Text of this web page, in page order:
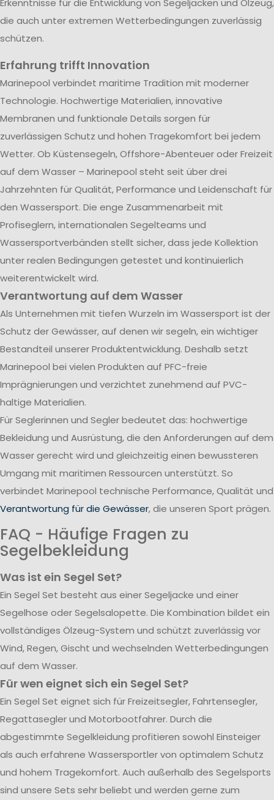
Erkenntnisse für die Entwicklung von Segeljacken und Ölzeug,
die auch unter extremen Wetterbedingungen zuverlässig
schützen.
Erfahrung trifft Innovation
Marinepool verbindet maritime Tradition mit moderner
Technologie. Hochwertige Materialien, innovative
Membranen und funktionale Details sorgen für
zuverlässigen Schutz und hohen Tragekomfort bei jedem
Wetter. Ob Küstensegeln, Offshore-Abenteuer oder Freizeit
auf dem Wasser – Marinepool steht seit über drei
Jahrzehnten für Qualität, Performance und Leidenschaft für
den Wassersport. Die enge Zusammenarbeit mit
Profiseglern, internationalen Segelteams und
Wassersportverbänden stellt sicher, dass jede Kollektion
unter realen Bedingungen getestet und kontinuierlich
weiterentwickelt wird.
Verantwortung auf dem Wasser
Als Unternehmen mit tiefen Wurzeln im Wassersport ist der
Schutz der Gewässer, auf denen wir segeln, ein wichtiger
Bestandteil unserer Produktentwicklung. Deshalb setzt
Marinepool bei vielen Produkten auf PFC-freie
Imprägnierungen und verzichtet zunehmend auf PVC-
haltige Materialien.
Für Seglerinnen und Segler bedeutet das: hochwertige
Bekleidung und Ausrüstung, die den Anforderungen auf dem
Wasser gerecht wird und gleichzeitig einen bewussteren
Umgang mit maritimen Ressourcen unterstützt. So
verbindet Marinepool technische Performance, Qualität und
Verantwortung für die Gewässer, die unseren Sport prägen.
FAQ - Häufige Fragen zu
Segelbekleidung
Was ist ein Segel Set?
Ein Segel Set besteht aus einer Segeljacke und einer
Segelhose oder Segelsalopette. Die Kombination bildet ein
vollständiges Ölzeug-System und schützt zuverlässig vor
Wind, Regen, Gischt und wechselnden Wetterbedingungen
auf dem Wasser.
Für wen eignet sich ein Segel Set?
Ein Segel Set eignet sich für Freizeitsegler, Fahrtensegler,
Regattasegler und Motorbootfahrer. Durch die
abgestimmte Segelkleidung profitieren sowohl Einsteiger
als auch erfahrene Wassersportler von optimalem Schutz
und hohem Tragekomfort. Auch außerhalb des Segelsports
sind unsere Sets sehr beliebt und werden gerne zum